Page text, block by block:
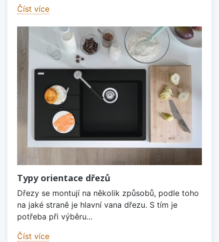
Číst více
Typy orientace dřezů
Dřezy se montují na několik způsobů, podle toho
na jaké straně je hlavní vana dřezu. S tím je
potřeba při výběru...
Číst více